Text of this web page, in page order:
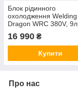
Блок рідинного
охолодження Welding
Dragon WRC 380V, 9л
16 990 ₴
Купити
Про нас